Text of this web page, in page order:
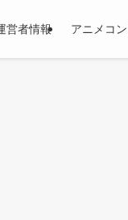
営者情報 アニメコ